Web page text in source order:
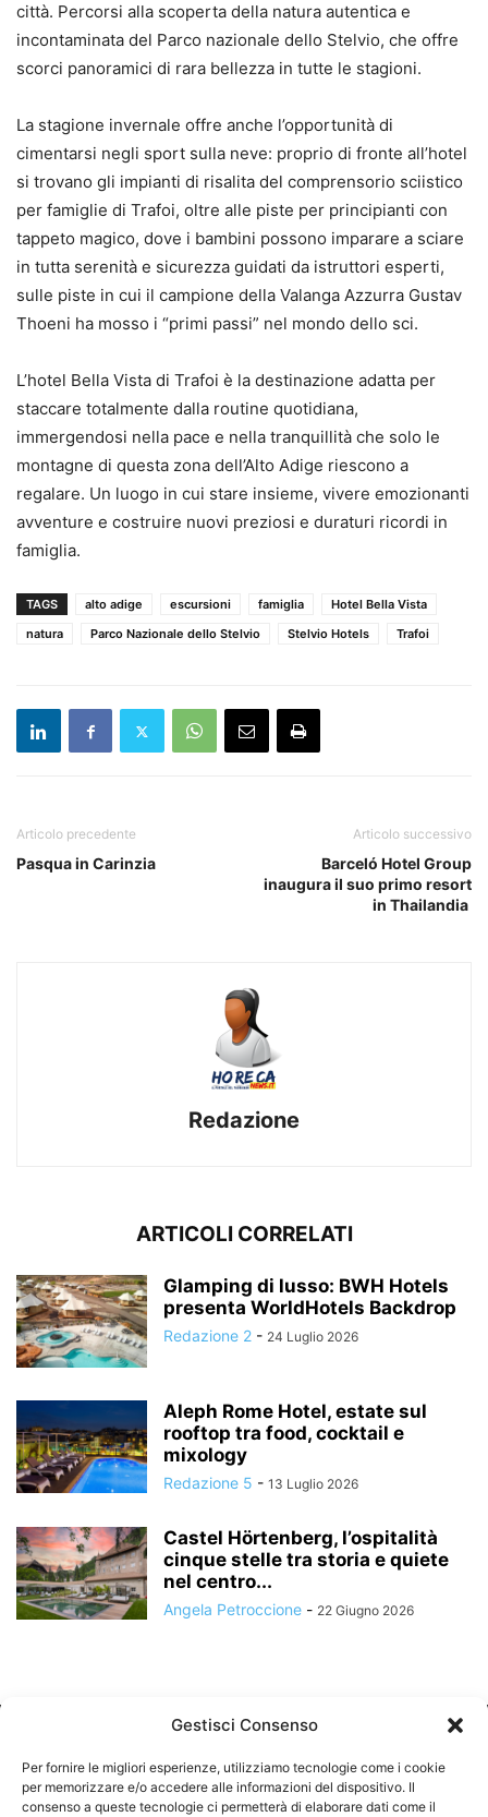
città. Percorsi alla scoperta della natura autentica e
incontaminata del Parco nazionale dello Stelvio, che offre
scorci panoramici di rara bellezza in tutte le stagioni.
La stagione invernale offre anche l’opportunità di
cimentarsi negli sport sulla neve: proprio di fronte all’hotel
si trovano gli impianti di risalita del comprensorio sciistico
per famiglie di Trafoi, oltre alle piste per principianti con
tappeto magico, dove i bambini possono imparare a sciare
in tutta serenità e sicurezza guidati da istruttori esperti,
sulle piste in cui il campione della Valanga Azzurra Gustav
Thoeni ha mosso i “primi passi” nel mondo dello sci.
L’hotel Bella Vista di Trafoi è la destinazione adatta per
staccare totalmente dalla routine quotidiana,
immergendosi nella pace e nella tranquillità che solo le
montagne di questa zona dell’Alto Adige riescono a
regalare. Un luogo in cui stare insieme, vivere emozionanti
avventure e costruire nuovi preziosi e duraturi ricordi in
famiglia.
TAGS alto adige escursioni famiglia
Hotel Bella Vista
natura
Parco Nazionale dello Stelvio Stelvio Hotels Trafoi
Articolo precedente
Pasqua in Carinzia
Articolo successivo
Barceló Hotel Group
inaugura il suo primo resort
in Thailandia
Redazione
ARTICOLI CORRELATI
Glamping di lusso: BWH Hotels
presenta WorldHotels Backdrop
Redazione 2 - 24 Luglio 2026
Aleph Rome Hotel, estate sul
rooftop tra food, cocktail e
mixology
Redazione 5 - 13 Luglio 2026
Castel Hörtenberg, l’ospitalità
cinque stelle tra storia e quiete
nel centro...
Angela Petroccione - 22 Giugno 2026
Gestisci Consenso
Per fornire le migliori esperienze, utilizziamo tecnologie come i cookie
per memorizzare e/o accedere alle informazioni del dispositivo. Il
consenso a queste tecnologie ci permetterà di elaborare dati come il